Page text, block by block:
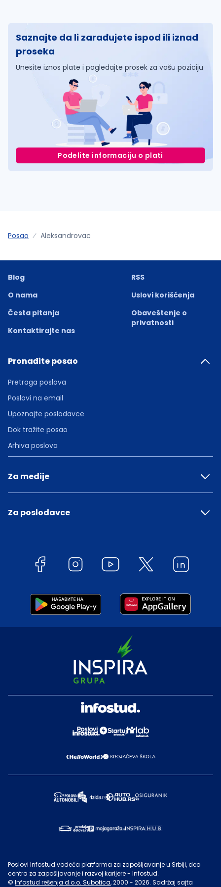
Saznajte da li zarađujete ispod ili iznad
proseka
Unesite iznos plate i pogledajte prosek za vašu poziciju
Podelite informaciju o plati
Posao Aleksandrovac
Blog
O nama
Česta pitanja
Kontaktirajte nas
RSS
Uslovi korišćenja
Obaveštenje o
privatnosti
Pronađite posao
Pretraga poslova
Poslovi na email
Upoznajte poslodavce
Dok tražite posao
Arhiva poslova
Za medije
Za poslodavce
Poslovi Infostud vodeća platforma za zapošljavanje u Srbiji, deo
centra za zapošljavanje i razvoj karijere - Infostud.
© Infostud rešenja d.o.o. Subotica, 2000 - 2026. Sadržaj sajta